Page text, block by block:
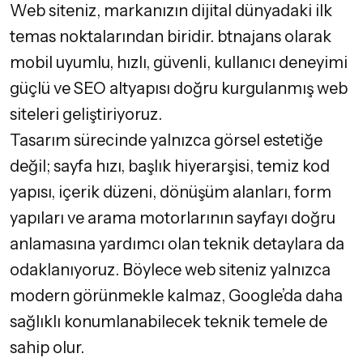
Web siteniz, markanızın dijital dünyadaki ilk
temas noktalarından biridir. btnajans olarak
mobil uyumlu, hızlı, güvenli, kullanıcı deneyimi
güçlü ve SEO altyapısı doğru kurgulanmış web
siteleri geliştiriyoruz.
Tasarım sürecinde yalnızca görsel estetiğe
değil; sayfa hızı, başlık hiyerarşisi, temiz kod
yapısı, içerik düzeni, dönüşüm alanları, form
yapıları ve arama motorlarının sayfayı doğru
anlamasına yardımcı olan teknik detaylara da
odaklanıyoruz. Böylece web siteniz yalnızca
modern görünmekle kalmaz, Google’da daha
sağlıklı konumlanabilecek teknik temele de
sahip olur.